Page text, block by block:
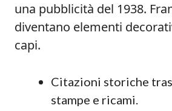
una pubblicità del 1938.
diventano elementi
capi.
Citazioni storiche
stampe e ricami.